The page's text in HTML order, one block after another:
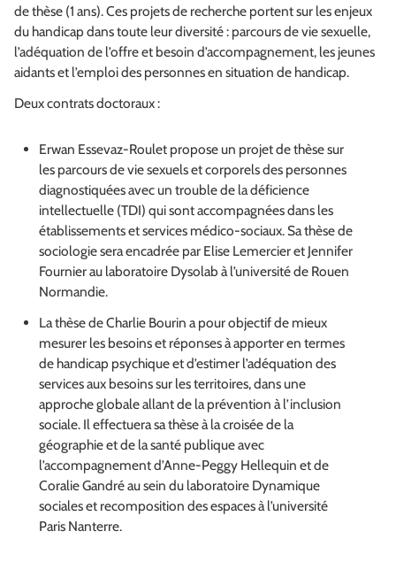
de thèse (1 ans). Ces projets de recherche portent sur les enjeux
du handicap dans toute leur diversité : parcours de vie sexuelle,
l’adéquation de l’offre et besoin d’accompagnement, les jeunes
aidants et l’emploi des personnes en situation de handicap.
Deux contrats doctoraux :
Erwan Essevaz-Roulet propose un projet de thèse sur
les parcours de vie sexuels et corporels des personnes
diagnostiquées avec un trouble de la déficience
intellectuelle (TDI) qui sont accompagnées dans les
établissements et services médico-sociaux. Sa thèse de
sociologie sera encadrée par Elise Lemercier et Jennifer
Fournier au laboratoire Dysolab à l’université de Rouen
Normandie.
La thèse de Charlie Bourin a pour objectif de mieux
mesurer les besoins et réponses à apporter en termes
de handicap psychique et d’estimer l’adéquation des
services aux besoins sur les territoires, dans une
approche globale allant de la prévention à l’inclusion
sociale. Il effectuera sa thèse à la croisée de la
géographie et de la santé publique avec
l’accompagnement d’Anne-Peggy Hellequin et de
Coralie Gandré au sein du laboratoire Dynamique
sociales et recomposition des espaces à l’université
Paris Nanterre.